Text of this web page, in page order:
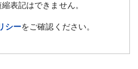
表記はできません。
シーをご確認ください。